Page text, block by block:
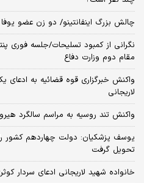
چالش بزرگ اینفانتینو/ دو زن عضو
نگرانی از کمبود تسلیحات/جلسه فوری
مقام دوم وزارت دفاع
واکنش خبرگزاری قوه قضائیه به ادعای
لاریجانی
واکنش تند روسیه به مراسم سالگرد
تحویل گرفت
خانواده شهید لاریجانی ادعای سردار